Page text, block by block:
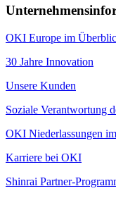
OKI Europe im
30 Jahre Innovation
Unsere Kunden
Soziale Verantwortung
OKI Niederlassungen
Karriere bei OKI
Shinrai Partner-